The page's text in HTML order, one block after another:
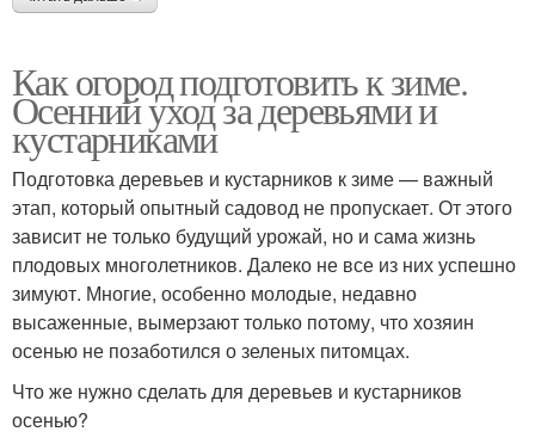
Как огород подготовить к зиме.
Осенний уход за деревьями и
кустарниками
Подготовка деревьев и кустарников к зиме — важный
этап, который опытный садовод не пропускает. От этого
зависит не только будущий урожай, но и сама жизнь
плодовых многолетников. Далеко не все из них успешно
зимуют. Многие, особенно молодые, недавно
высаженные, вымерзают только потому, что хозяин
осенью не позаботился о зеленых питомцах.
Что же нужно сделать для деревьев и кустарников
осенью?